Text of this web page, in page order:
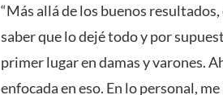
“Más allá de los buenos
saber que lo dejé todo y por
primer lugar en damas y varones.
enfocada en eso. En lo personal,